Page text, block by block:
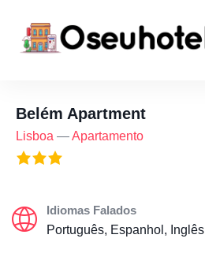
Belém Apartment
Lisboa —Apartamento
Idiomas Falados
Português, Espanhol, Inglês